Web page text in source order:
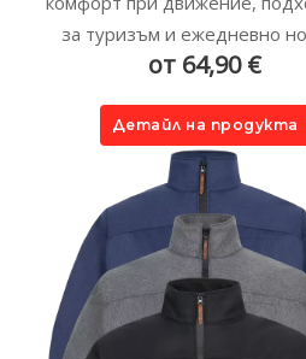
за туризъм и ежедневно
от 64,90 €
Детайл на продукта